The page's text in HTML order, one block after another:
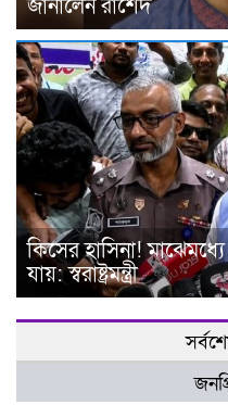
জানালেন রাশেদ
কিসের হাসিনা!
যায়: স্বরাষ্ট্রমন্ত্রী